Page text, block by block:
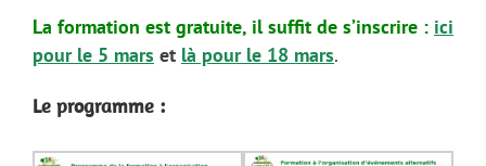
La formation est gratuite, il suffit de s’inscrire : ici
pour le 5 mars et là pour le 18 mars.
Le programme :